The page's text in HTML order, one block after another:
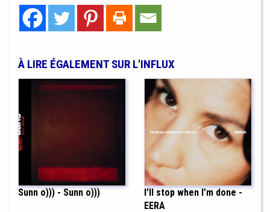
À LIRE ÉGALEMENT SUR L'INFLUX
Sunn o))) - Sunn o)))
I’ll stop when I’m done -
EERA